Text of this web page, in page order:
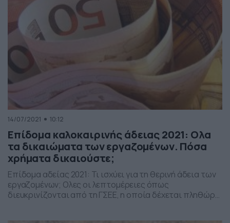
14/07/2021 10:12
Επίδομα καλοκαιρινής άδειας 2021: Ολα
τα δικαιώματα των εργαζομένων. Πόσα
χρήματα δικαιούστε;
Επίδομα αδείας 2021: Τι ισχύει για τη θερινή άδεια των
εργαζομένων; Ολες οι λεπτομέρειες όπως
διευκρινίζονται από τη ΓΣΕΕ, η οποία δέχεται πληθώρα